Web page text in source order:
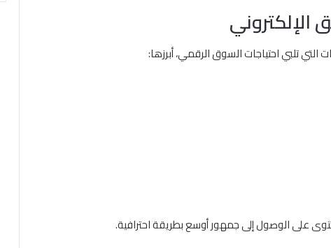
تلبي احتياجات السوق الرقمي، أبرزها:
على الوصول إلى جمهور أوسع بطريقة احترافية.